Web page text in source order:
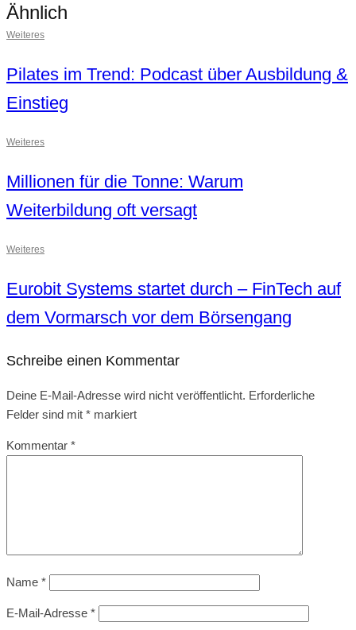
Ähnlich
Weiteres
Pilates im Trend: Podcast über Ausbildung &
Einstieg
Weiteres
Millionen für die Tonne: Warum
Weiterbildung oft versagt
Weiteres
Eurobit Systems startet durch – FinTech auf
dem Vormarsch vor dem Börsengang
Schreibe einen Kommentar
Deine E-Mail-Adresse wird nicht veröffentlicht. Erforderliche
Felder sind mit * markiert
Kommentar *
Name *
E-Mail-Adresse *